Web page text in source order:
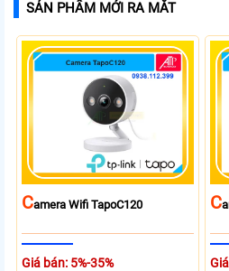
SẢN PHẨM MỚI RA MẮT
CAmera Wifi TapoC120
Giá bán: 5%-35%
C